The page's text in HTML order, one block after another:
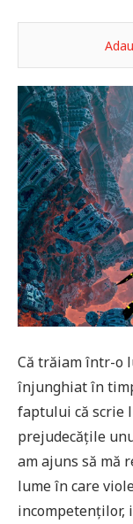
Că trăiam într-o
înjunghiat în
faptului că scrie
prejudecățile
am ajuns să mă
lume în care
incompetenților,